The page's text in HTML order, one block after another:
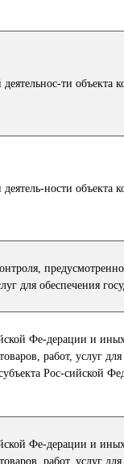
ти объекта
ности объекта
для обеспечения
Фе-дерации и
работ, услуг
Рос-сийской
Фе-дерации и
работ, услуг